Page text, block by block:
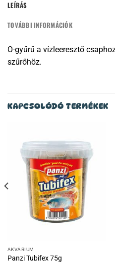
LEÍRÁS
TOVÁBBI INFORMÁCIÓK
O-gyűrű a vízleeresztő
szűrőhöz.
KAPCSOLÓDÓ TERMÉKEK
AKVÁRIUM
Panzi Tubifex 75g